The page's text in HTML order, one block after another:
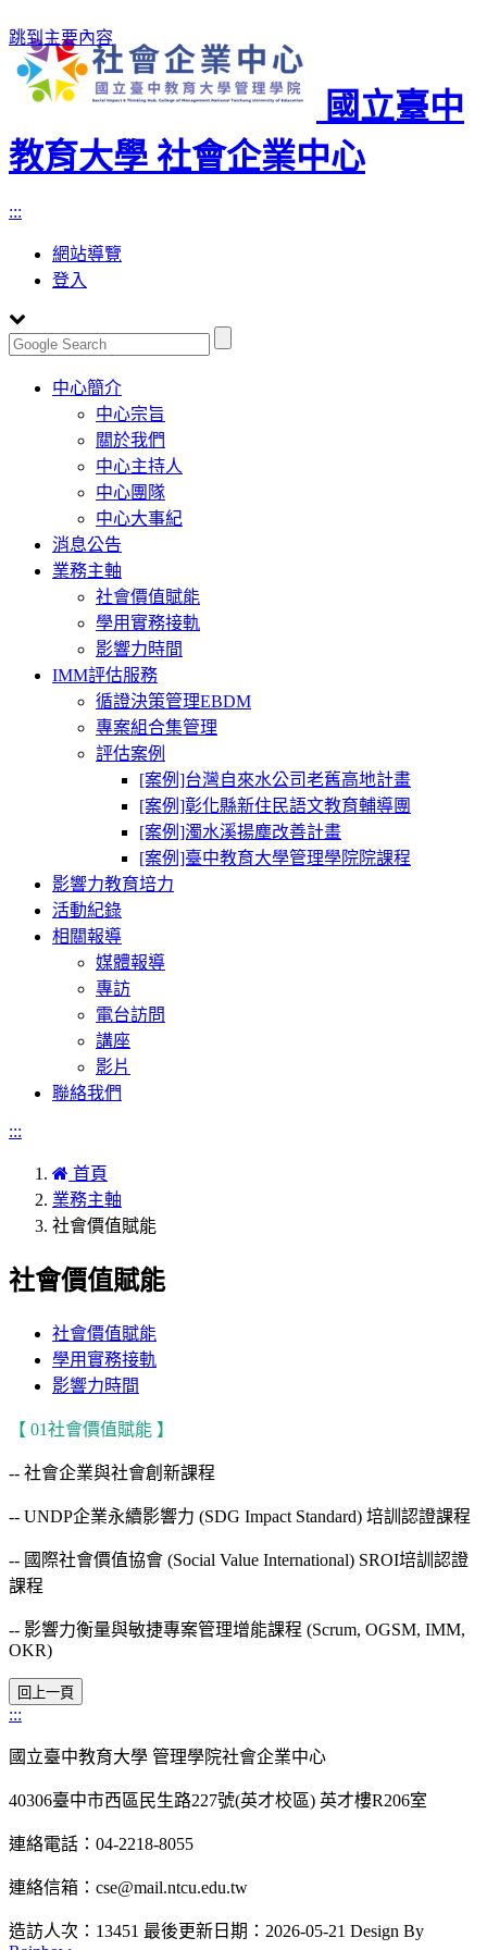
跳到主要內容
國立臺中
教育大學 社會企業中心
:::
網站導覽
登入
Toggle
navigation
中心簡介
中心宗旨
關於我們
中心主持人
中心團隊
中心大事紀
消息公告
業務主軸
社會價值賦能
學用實務接軌
影響力時間
IMM評估服務
循證決策管理EBDM
專案組合集管理
評估案例
[案例]台灣自來水公司老舊高地計畫
[案例]彰化縣新住民語文教育輔導團
[案例]濁水溪揚塵改善計畫
[案例]臺中教育大學管理學院院課程
影響力教育培力
活動紀錄
相關報導
媒體報導
專訪
電台訪問
講座
影片
聯絡我們
:::
首頁
業務主軸
社會價值賦能
社會價值賦能
社會價值賦能
學用實務接軌
影響力時間
【 01社會價值賦能 】
-- 社會企業與社會創新課程
-- UNDP企業永續影響力 (SDG Impact Standard) 培訓認證課程
-- 國際社會價值協會 (Social Value International) SROI培訓認證
課程
-- 影響力衡量與敏捷專案管理增能課程 (Scrum, OGSM, IMM,
OKR)
:::
國立臺中教育大學 管理學院社會企業中心
40306臺中市西區民生路227號(英才校區) 英才樓R206室
連絡電話：04-2218-8055
連絡信箱：cse@mail.ntcu.edu.tw
造訪人次：13451 最後更新日期：2026-05-21 Design By